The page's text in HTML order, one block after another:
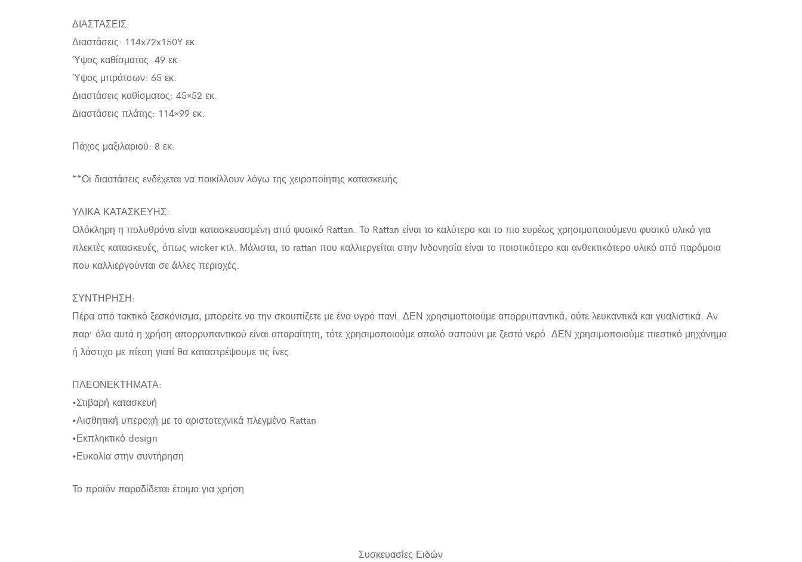
ΔΙΑΣΤΑΣΕΙΣ:
Διαστάσεις: 114x72x150Y εκ.
Ύψος καθίσματος: 49 εκ.
Ύψος μπράτσων: 65 εκ.
Διαστάσεις καθίσματος: 45×52 εκ.
Διαστάσεις πλάτης: 114×99 εκ.
Πάχος μαξιλαριού: 8 εκ.
**Οι διαστάσεις ενδέχεται να ποικίλλουν λόγω της χειροποίητης κατασκευής.
ΥΛΙΚΑ ΚΑΤΑΣΚΕΥΗΣ:
Ολόκληρη η πολυθρόνα είναι κατασκευασμένη από φυσικό Rattan. Το Rattan είναι το καλύτερο και το πιο ευρέως χρησιμοποιούμενο φυσικό υλικό για
πλεκτές κατασκευές, όπως wicker κτλ. Μάλιστα, το rattan που καλλιεργείται στην Ινδονησία είναι το ποιοτικότερο και ανθεκτικότερο υλικό από παρόμοια
που καλλιεργούνται σε άλλες περιοχές.
ΣΥΝΤΗΡΗΣΗ:
Πέρα από τακτικό ξεσκόνισμα, μπορείτε να την σκουπίζετε με ένα υγρό πανί. ΔΕΝ χρησιμοποιούμε απορρυπαντικά, ούτε λευκαντικά και γυαλιστικά. Αν
παρ’ όλα αυτά η χρήση απορρυπαντικού είναι απαραίτητη, τότε χρησιμοποιούμε απαλό σαπούνι με ζεστό νερό. ΔΕΝ χρησιμοποιούμε πιεστικό μηχάνημα
ή λάστιχο με πίεση γιατί θα καταστρέψουμε τις ίνες.
ΠΛΕΟΝΕΚΤΗΜΑΤΑ:
•Στιβαρή κατασκευή
•Αισθητική υπεροχή με το αριστοτεχνικά πλεγμένο Rattan
•Εκπληκτικό design
•Ευκολία στην συντήρηση
Το προϊόν παραδίδεται έτοιμο για χρήση
Συσκευασίες Ειδών